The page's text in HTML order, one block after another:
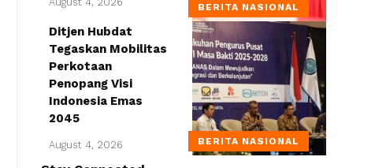
BERITA NASIONAL
BERITA NASIONAL
Ditjen Hubdat
Tegaskan Mobilitas
Perkotaan
Penopang Visi
Indonesia Emas
2045
August 4, 2026